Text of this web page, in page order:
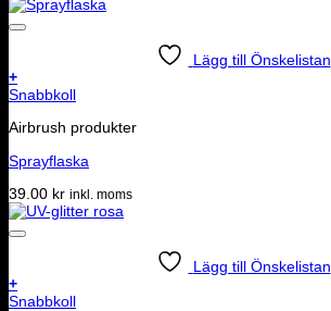
Lägg till Önskelistan
+
Snabbkoll
Airbrush produkter
Sprayflaska
39.00 kr inkl. moms
Lägg till Önskelistan
+
Snabbkoll